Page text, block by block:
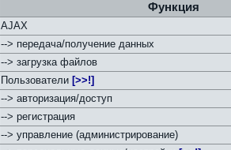
Функция
AJAX
--> передача/получение данных
--> загрузка файлов
Пользователи [>>!]
--> авторизация/доступ
--> регистрация
--> управление (администрирование)